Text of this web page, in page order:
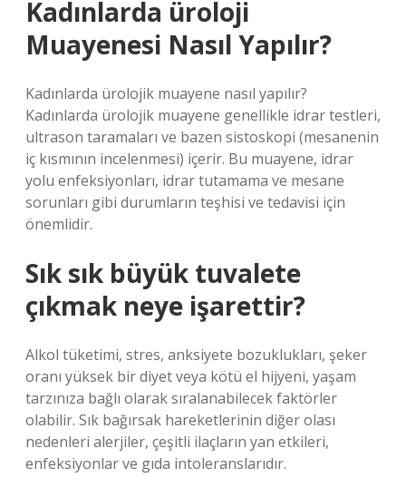
Kadınlarda üroloji
Muayenesi Nasıl Yapılır?
Kadınlarda ürolojik muayene nasıl yapılır?
Kadınlarda ürolojik muayene genellikle idrar testleri,
ultrason taramaları ve bazen sistoskopi (mesanenin
iç kısmının incelenmesi) içerir. Bu muayene, idrar
yolu enfeksiyonları, idrar tutamama ve mesane
sorunları gibi durumların teşhisi ve tedavisi için
önemlidir.
Sık sık büyük tuvalete
çıkmak neye işarettir?
Alkol tüketimi, stres, anksiyete bozuklukları, şeker
oranı yüksek bir diyet veya kötü el hijyeni, yaşam
tarzınıza bağlı olarak sıralanabilecek faktörler
olabilir. Sık bağırsak hareketlerinin diğer olası
nedenleri alerjiler, çeşitli ilaçların yan etkileri,
enfeksiyonlar ve gıda intoleranslarıdır.